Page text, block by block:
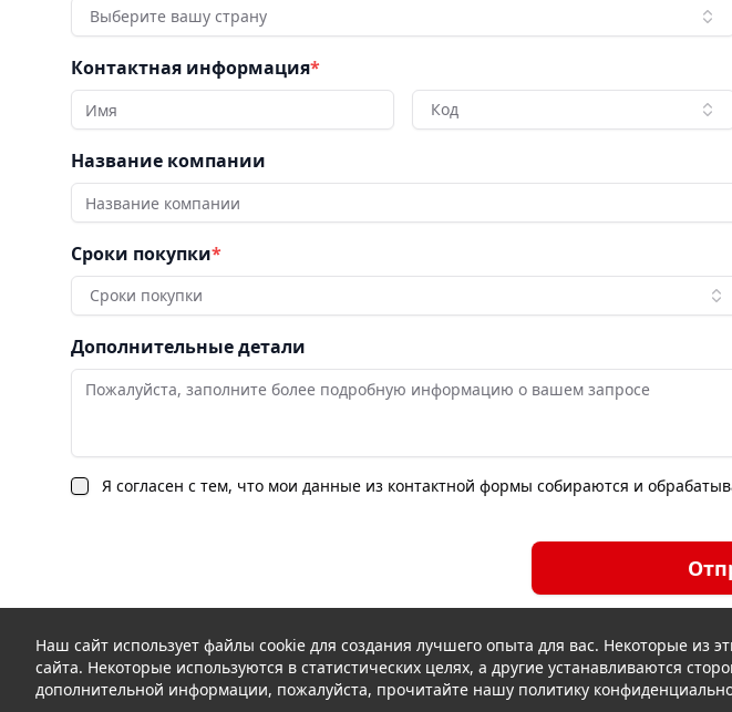
Выберите вашу страну
Контактная информация*
Код
Название компании
Сроки покупки*
Сроки покупки
Дополнительные детали
Я согласен с тем, что мои данные из контактной формы собираются и
Наш сайт использует файлы cookie для создания лучшего опыта для вас. Некоторые из
сайта. Некоторые используются в статистических целях, а другие устанавливаются
дополнительной информации, пожалуйста, прочитайте нашу политику